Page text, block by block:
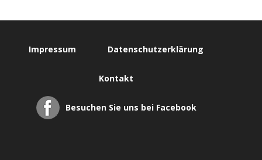
Impressum Datenschutzerklärung
Kontakt
Besuchen Sie uns bei Facebook